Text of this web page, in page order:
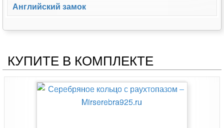
Английский замок
КУПИТЕ В КОМПЛЕКТЕ